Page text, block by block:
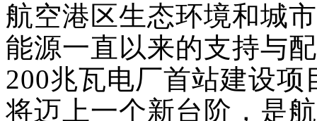
航空港区生态环境和城
能源一直以来的支持与
200兆瓦电厂首站建设
将迈上一个新台阶，是